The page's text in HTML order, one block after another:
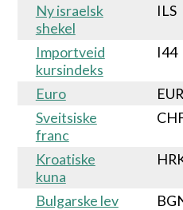
Ny israelsk
shekel
ILS
Importveid
kursindeks
I44
Euro EUR
Sveitsiske
franc
Kroatiske
kuna
Bulgarske lev